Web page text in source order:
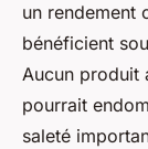
un rendement
bénéficient
Aucun produit
pourrait
saleté